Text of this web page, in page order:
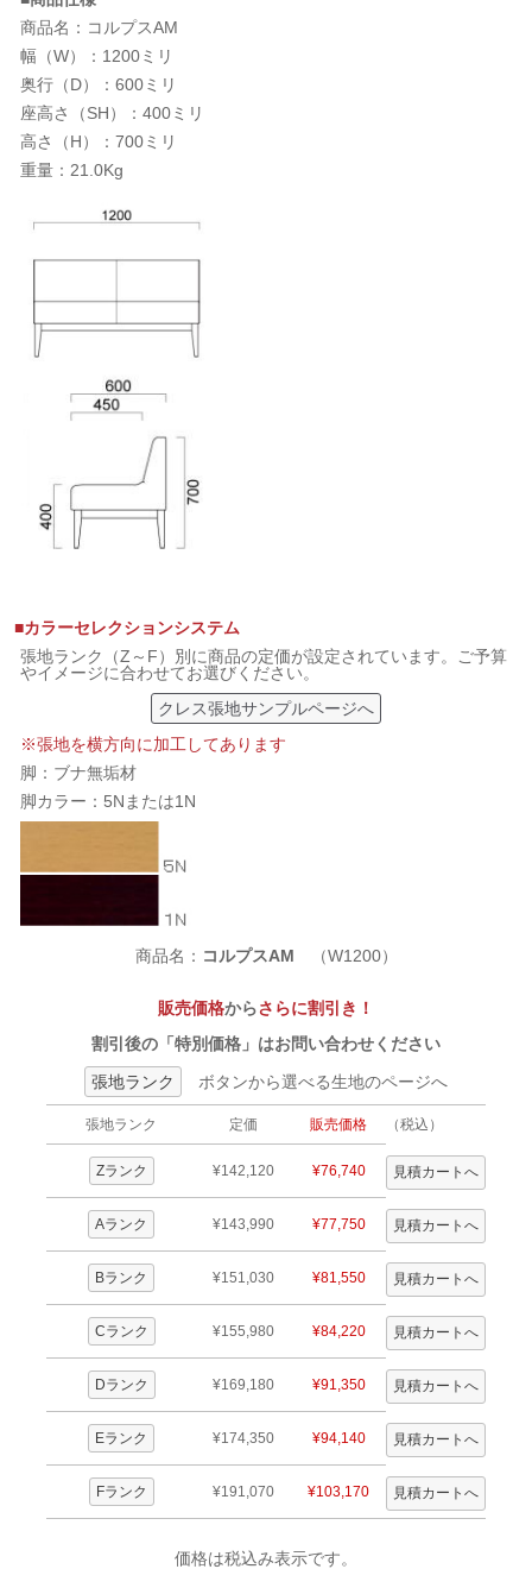
商品名：コルプスAM
幅（W）：1200ミリ
奥行（D）：600ミリ
座高さ（SH）：400ミリ
高さ（H）：700ミリ
重量：21.0Kg
■カラーセレクションシステム
張地ランク（Z～F）別に商品の定価が設定されています。ご予算
やイメージに合わせてお選びください。
クレス張地サンプルページへ
※張地を横方向に加工してあります
脚：ブナ無垢材
脚カラー：5Nまたは1N
商品名： コルプスAM （W1200）
販売価格からさらに割引き！
割引後の「特別価格」はお問い合わせください
張地ランク
ボタンから選べる生地のページへ
張地ランク 定価 販売価格 （税込）
Zランク ¥142,120 ¥76,740
Aランク ¥143,990 ¥77,750
Bランク ¥151,030 ¥81,550
Cランク ¥155,980 ¥84,220
Dランク ¥169,180 ¥91,350
Eランク ¥174,350 ¥94,140
Fランク ¥191,070 ¥103,170
価格は税込み表示です。